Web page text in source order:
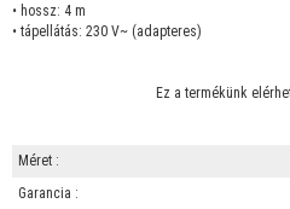
• hossz: 4 m
• tápellátás: 230 V~ (adapteres)
Ez a termékünk
Méret :
Garancia :